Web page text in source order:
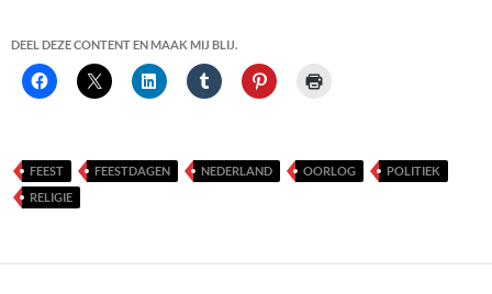
DEEL DEZE CONTENT EN MAAK MIJ BLIJ.
FEEST FEESTDAGEN NEDERLAND OORLOG
POLITIEK
RELIGIE